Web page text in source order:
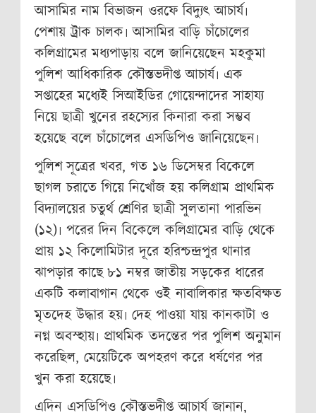
আসামির নাম বিভাজন ওরফে বিদ্যুত্‍ আচার্য৷
পেশায় ট্রাক চালক৷ আসামির বাড়ি চাঁচোলের
কলিগ্রামের মধ্যপাড়ায় বলে জানিয়েছেন মহকুমা
পুলিশ আধিকারিক কৌস্তভদীপ্ত আচার্য৷ এক
সপ্তাহের মধ্যেই সিআইডির গোয়েন্দাদের সাহায্য
নিয়ে ছাত্রী খুনের রহস্যের কিনারা করা সম্ভব
হয়েছে বলে চাঁচোলের এসডিপিও জানিয়েছেন৷
পুলিশ সূত্রের খবর, গত ১৬ ডিসেম্বর বিকেলে
ছাগল চরাতে গিয়ে নিখোঁজ হয় কলিগ্রাম প্রাথমিক
বিদ্যালয়ের চতুর্থ শ্রেণির ছাত্রী সুলতানা পারভিন
(১২)৷ পরের দিন বিকেলে কলিগ্রামের বাড়ি থেকে
প্রায় ১২ কিলোমিটার দূরে হরিশ্চন্দ্রপুর থানার
ঝাপড়ার কাছে ৮১ নম্বর জাতীয় সড়কের ধারের
একটি কলাবাগান থেকে ওই নাবালিকার ক্ষতবিক্ষত
মৃতদেহ উদ্ধার হয়৷ দেহ পাওয়া যায়কানকাটা ও
নগ্ন অবস্হায়৷ প্রাথমিক তদন্তের পর পুলিশ অনুমান
করেছিল, মেয়েটিকে অপহরণ করে ধর্ষণের পর
খুন করা হয়েছে৷
এদিন এসডিপিও কৌস্তভদীপ্ত আচার্য জানান,